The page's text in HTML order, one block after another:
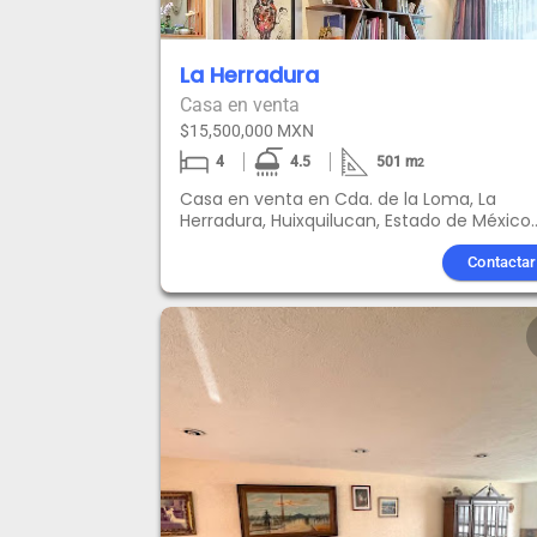
La Herradura
Casa en venta
$15,500,000 MXN
4 4.5 501m2
Casa en venta en Cda. de la Loma, La
Herradura, Huixquilucan, Estado de México.
Esta impresionante casa en La Herradura
distingue por su diseño en desniveles, lo
le otorga un encanto único. Con cuatro
amplias recámaras, cada una con su
baño, este hogar brinda comodidad y
privacidad a sus habitantes. Además,
con tres estacionamientos, lo cual es una
gran ventaja en esta zona residencial.
las 24 horas del día, la seguridad es una
prioridad en esta propiedad. Al ingresar,
recibido por un hermoso jardín en la
que añade un toque de frescura y belleza
natural. En la parte trasera, hay otro jardín
Contactar